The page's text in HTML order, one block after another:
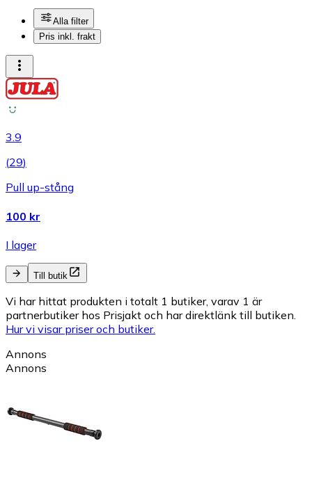
Alla filter
Pris inkl. frakt
3.9
(29)
Pull up-stång
100 kr
I lager
Till butik
Vi har hittat produkten i totalt 1 butiker, varav 1 är
partnerbutiker hos Prisjakt och har direktlänk till butiken.
Hur vi visar priser och butiker.
Annons
Annons